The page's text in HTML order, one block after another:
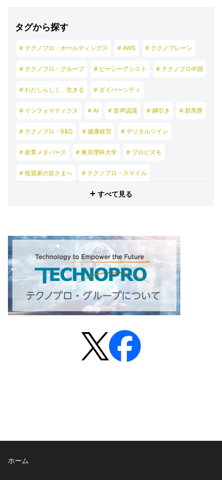
タグから探す
# テクノプロ・ホールディングス # AWS # テクノブレーン
# テクノプロ・グループ # ピーシーアシスト # テクノプロ中国
# わたしらしく、生きる # ダイバーシティ
# インフォマティクス # AI # 音声認識 # 綱引き # 群馬県
# テクノプロ・R&D # 健康経営 # デジタルツイン
# 産業メタバース # 東京理科大学 # プロビズモ
# 投資家の皆さまへ # テクノプロ・スマイル
# テクノプロ・エンジニアリング
すべて見る
ホーム